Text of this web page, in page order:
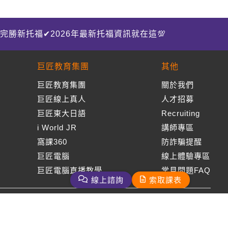
完勝新托福✔2026年最新托福資訊就在這💯
巨匠教育集團
巨匠教育集團
巨匠線上真人
巨匠東大日語
i World JR
窩課360
巨匠電腦
巨匠電腦直播教學
其他
關於我們
人才招募
Recruiting
講師專區
防詐騙提醒
線上體驗專區
常見問題FAQ
線上諮詢 索取課表